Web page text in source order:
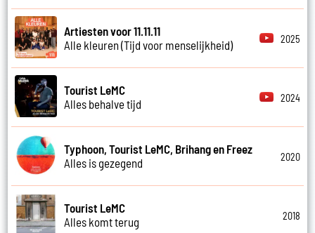
Artiesten voor 11.11.11
Alle kleuren (Tijd voor menselijkheid)
2025
Tourist LeMC
Alles behalve tijd
2024
Typhoon, Tourist LeMC, Brihang en Freez
Alles is gezegend
2020
Tourist LeMC
Alles komt terug
2018